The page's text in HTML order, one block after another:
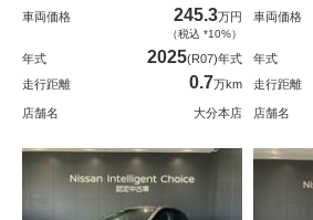
車両価格 245.3万円
（税込 *10%）
年式 2025(R07)年式
走行距離
0.7万km
店舗名 大分本店
車両価格
年式
走行距離
店舗名